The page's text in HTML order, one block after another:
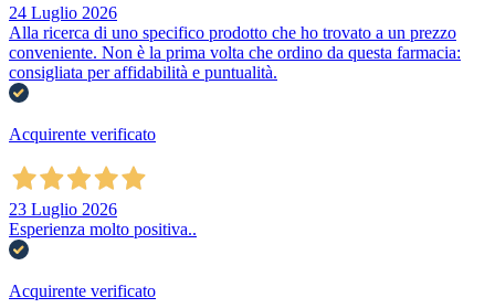
24 Luglio 2026
Alla ricerca di uno specifico prodotto che ho trovato a un prezzo
conveniente. Non è la prima volta che ordino da questa farmacia:
consigliata per affidabilità e puntualità.
Acquirente verificato
23 Luglio 2026
Esperienza molto positiva..
Acquirente verificato